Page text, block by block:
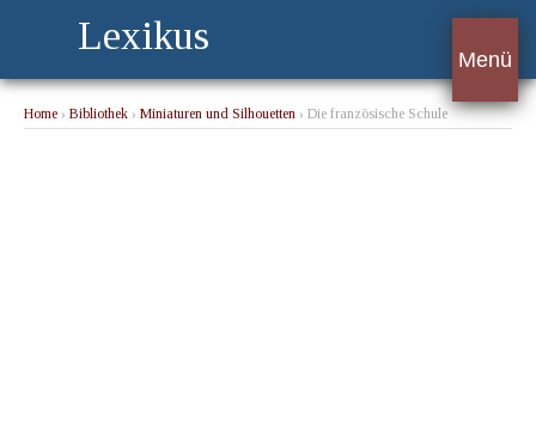
Lexikus
Menü
Home › Bibliothek › Miniaturen und Silhouetten › Die französische Schule